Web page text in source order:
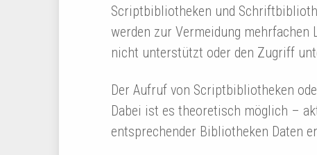
Scriptbibliotheken und
werden zur Vermeidung mehrfachen
nicht unterstützt oder den Zugriff
Der Aufruf von Scriptbibliotheken
Dabei ist es theoretisch möglich –
entsprechender Bibliotheken Daten